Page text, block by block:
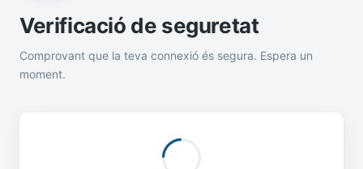
Verificació de seguretat
Comprovant que la teva connexió és segura. Espera un
moment.